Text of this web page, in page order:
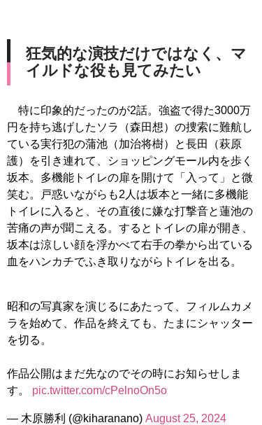
狂気的な演技だけではなく、マ
イルドな役も見てみたい
特に印象的だったのが2話。強盗で得た3000万
円を持ち逃げしたソラ（森田想）の捜索に難航し
ている実行犯の蒲池（加治将樹）と長田（萩原
護）を引き連れて、ショッピングモール内を歩く
坂本。多機能トイレの扉を開けて「入って」と微
笑む。戸惑いながらも2人は坂本と一緒に多機能
トイレに入ると、その直後に嫌な打撃音と蓮池の
苦痛の声が聞こえる。するとトイレの扉が開き、
坂本は涼しい顔を浮かべて右手の拳から出ている
血をハンカチでふき取りながらトイレを出る。
昭和の写真家を演じるにあたって、フィルムカメ
ラを始めて、作品を終えても、たまにシャッター
を切る。
作品公開はまだ先なのでその時にお知らせしま
す。 pic.twitter.com/cPelnoOn5o
— 木原勝利 (@kiharanano) August 25, 2024